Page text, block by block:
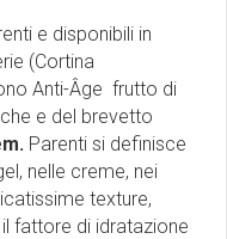
e disponibili in
(Cortina
Anti-Âge frutto di
e del brevetto
Parenti si definisce
nelle creme, nei
texture,
fattore di idratazione